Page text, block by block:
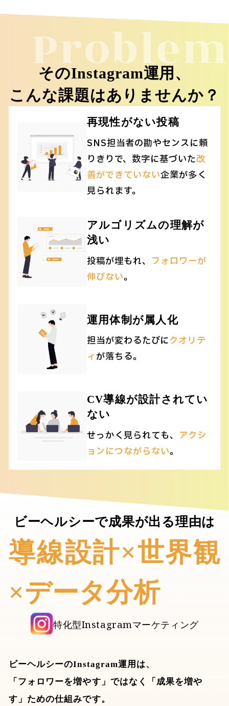
Problem
そのInstagram運用、
こんな課題はありませんか？
再現性がない投稿
SNS担当者の勘やセンスに頼
りきりで、数字に基づいた改
善ができていない企業が多く
見られます。
アルゴリズムの理解が
浅い
投稿が埋もれ、 フォロワーが
伸びない。
運用体制が属人化
担当が変わるたびにクオリテ
ィが落ちる。
CV導線が設計されてい
ない
せっかく見られても、 アクシ
ョンにつながらない。
ビーヘルシーで成果が出る理由は
導線設計×世界観
×データ分析
特化型Instagramマーケティング
ビーヘルシーのInstagram運用は、
「フォロワーを増やす」ではなく「成果を増や
す」ための仕組みです。